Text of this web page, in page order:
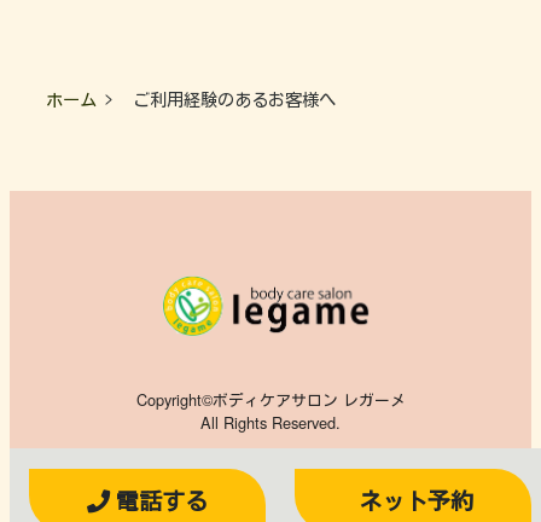
ホーム ご利用経験のあるお客様へ
Copyright©ボディケアサロン レガーメ
All Rights Reserved.
電話する ネット予約